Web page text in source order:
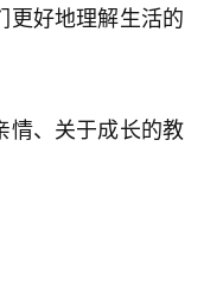
更好地理解生活的
情、关于成长的教